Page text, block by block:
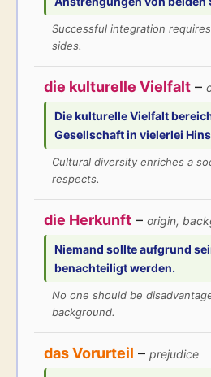
Successful integration
sides.
die kulturelle Vielfalt –
Diekulturelle Vielfalt
Gesellschaft in vielerlei
Cultural diversity enriches a
respects.
die Herkunft – origin,
Niemand sollte aufgrund
benachteiligt werden.
No one should be
background.
das Vorurteil – prejudice